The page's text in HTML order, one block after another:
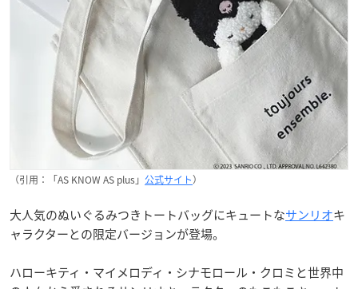
（引用：「AS KNOW AS plus」 公式サイト）
大人気のぬいぐるみつきトートバッグにキュートなサンリオキ
ャラクターとの限定バージョンが登場。
ハローキティ・マイメロディ・シナモロール・クロミと世界中